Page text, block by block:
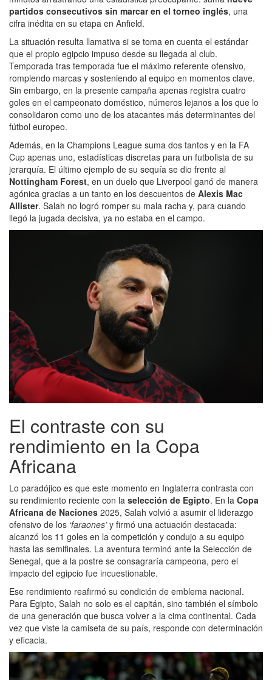
partidos consecutivos sin marcar en el torneo inglés, una
cifra inédita en su etapa en Anfield.
La situación resulta llamativa si se toma en cuenta el estándar
que el propio egipcio impuso desde su llegada al club.
Temporada tras temporada fue el máximo referente ofensivo,
rompiendo marcas y sosteniendo al equipo en momentos clave.
Sin embargo, en la presente campaña apenas registra cuatro
goles en el campeonato doméstico, números lejanos a los que lo
consolidaron como uno de los atacantes más determinantes del
fútbol europeo.
Además, en la Champions League suma dos tantos y en la FA
Cup apenas uno, estadísticas discretas para un futbolista de su
jerarquía. El último ejemplo de su sequía se dio frente al
Nottingham Forest, en un duelo que Liverpool ganó de manera
agónica gracias a un tanto en los descuentos de Alexis Mac
Allister. Salah no logró romper su mala racha y, para cuando
llegó la jugada decisiva, ya no estaba en el campo.
El contraste con su
rendimiento en la Copa
Africana
Lo paradójico es que este momento en Inglaterra contrasta con
su rendimiento reciente con la selección de Egipto. En la Copa
Africana de Naciones 2025, Salah volvió a asumir el liderazgo
ofensivo de los ‘faraones’y firmó una actuación destacada:
alcanzó los 11 goles en la competición y condujo a su equipo
hasta las semifinales. La aventura terminó ante la Selección de
Senegal, que a la postre se consagraría campeona, pero el
impacto del egipcio fue incuestionable.
Ese rendimiento reafirmó su condición de emblema nacional.
Para Egipto, Salah no solo es el capitán, sino también el símbolo
de una generación que busca volver a la cima continental. Cada
vez que viste la camiseta de su país, responde con determinación
y eficacia.